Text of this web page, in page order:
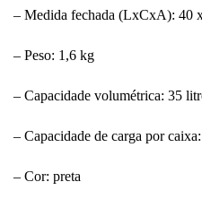
– Medida fechada (LxCxA): 40
– Peso: 1,6 kg
– Capacidade volumétrica: 35
– Capacidade de carga por
– Cor: preta